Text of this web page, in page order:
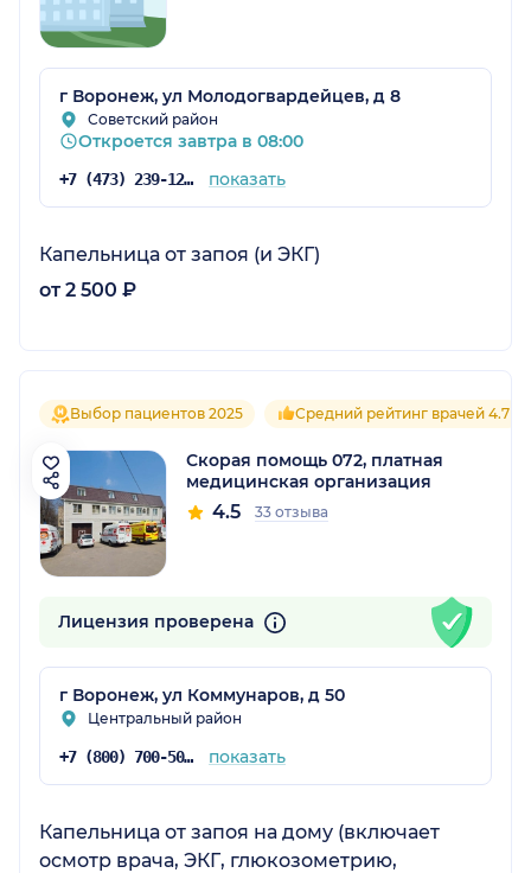
г Воронеж, ул Молодогвардейцев, д 8
Советский район
Откроется завтра в 08:00
+7 (473) 239-12-39 показать
Капельница от запоя (и ЭКГ)
от 2 500 ₽
Выбор пациентов 2025 Средний рейтинг врачей 4.7
Скорая помощь 072, платная
медицинская организация
4.5 33 отзыва
Лицензия проверена
г Воронеж, ул Коммунаров, д 50
Центральный район
+7 (800) 700-50-72 показать
Капельница от запоя на дому (включает
осмотр врача, ЭКГ, глюкозометрию,